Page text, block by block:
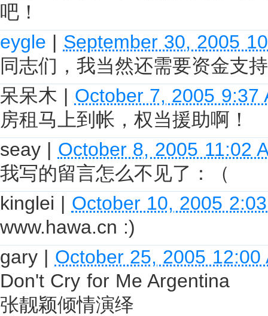
吧！
eygle | September 30, 2005
同志们，我当然还需要资金支
呆呆木 | October 7, 2005 9:37
房租马上到帐，权当援助啊！
seay | October 8, 2005 11:02
我写的留言怎么不见了：（
kinglei | October 10, 2005
www.hawa.cn :)
gary | October 25, 2005 12:00
Don't Cry for Me Argentina
张靓颖倾情演绎